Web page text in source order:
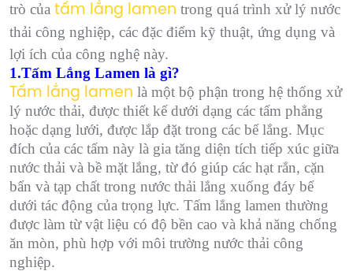
trò của tấm lắng lamen trong quá trình xử lý nước
thải công nghiệp, các đặc điểm kỹ thuật, ứng dụng và
lợi ích của công nghệ này.
1.Tấm Lắng Lamen là gì?
Tấm lắng lamen là một bộ phận trong hệ thống xử
lý nước thải, được thiết kế dưới dạng các tấm phẳng
hoặc dạng lưới, được lắp đặt trong các bể lắng. Mục
đích của các tấm này là gia tăng diện tích tiếp xúc giữa
nước thải và bề mặt lắng, từ đó giúp các hạt rắn, cặn
bẩn và tạp chất trong nước thải lắng xuống đáy bể
dưới tác động của trọng lực. Tấm lắng lamen thường
được làm từ vật liệu có độ bền cao và khả năng chống
ăn mòn, phù hợp với môi trường nước thải công
nghiệp.